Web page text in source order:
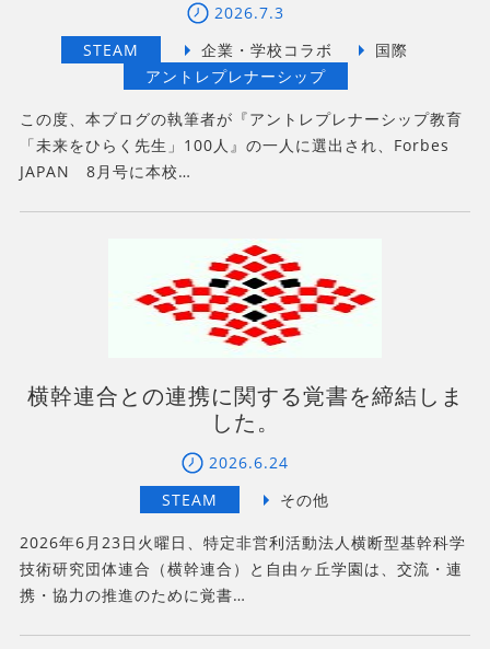
2026.7.3
この度、本ブログの執筆者が『アントレプレナーシップ教育
「未来をひらく先生」100人』の一人に選出され、Forbes
JAPAN 8月号に本校…
横幹連合との連携に関する覚書を締結しま
した。
2026.6.24
2026年6月23日火曜日、特定非営利活動法人横断型基幹科学
技術研究団体連合（横幹連合）と自由ヶ丘学園は、交流・連
携・協力の推進のために覚書…